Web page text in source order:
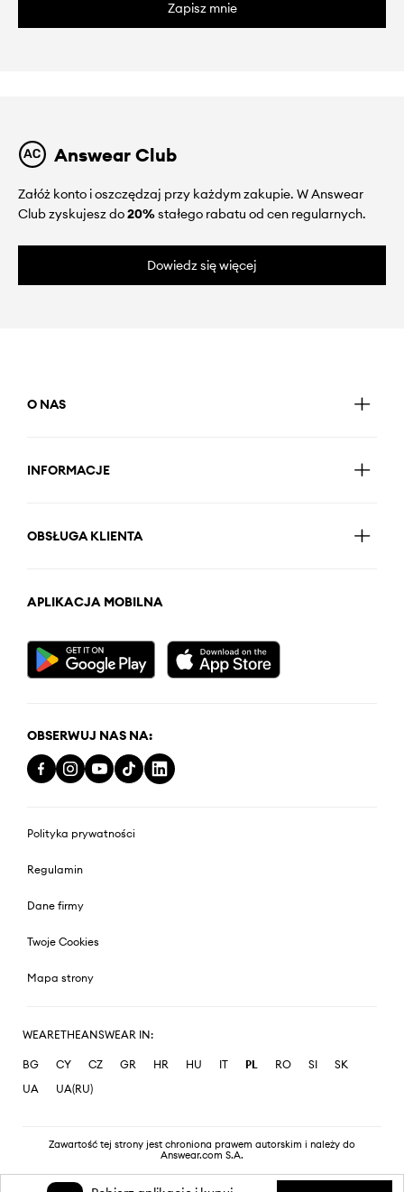
Zapisz mnie
Answear Club
Załóż konto i oszczędzaj przy każdym zakupie. W Answear
Club zyskujesz do20%stałego rabatu od cen regularnych.
Dowiedz się więcej
O NAS
INFORMACJE
OBSŁUGA KLIENTA
APLIKACJA MOBILNA
OBSERWUJ NAS NA:
Polityka prywatności
Regulamin
Dane firmy
Twoje Cookies
Mapa strony
WEARETHEANSWEAR IN:
BG CY CZ GR HR HU IT PL RO SI
SK
UA
UA(RU)
Zawartość tej strony jest chroniona prawem autorskim i należy do
Answear.com S.A.